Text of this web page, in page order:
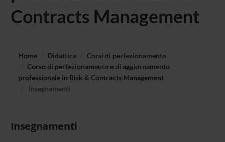
Contracts Management
Home Didattica
Corsi di perfezionamento
Corso di perfezionamento e di aggiornamento
professionale in Risk & Contracts Management
Insegnamenti
Insegnamenti